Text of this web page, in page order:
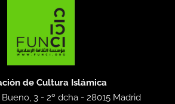
de Cultura Islámica
3 - 2º dcha -28015 Madrid